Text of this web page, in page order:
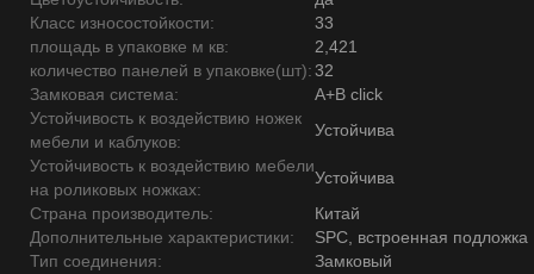
Класс износостойкости:
33
площадь в упаковке м кв:
2,421
количество панелей в упаковке(шт):32
Замковая система:
A+B click
Устойчивость к воздействию ножек
мебели и каблуков:
Устойчива
Устойчивость к воздействию мебели
на роликовых ножках:
Устойчива
Страна производитель:
Китай
Дополнительные характеристики:
SPC, встроенная подложка
Тип соединения:
Замковый